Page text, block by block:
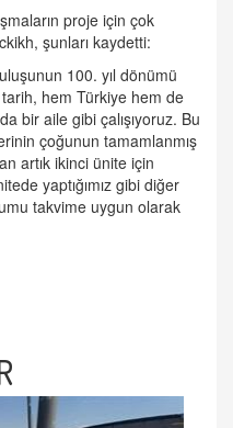
proje için çok
şunları kaydetti:
100. yıl dönümü
tarih, hem Türkiye hem de
bir aile gibi çalışıyoruz. Bu
çoğunun tamamlanmış
artık ikinci ünite için
yaptığımız gibi diğer
takvime uygun olarak